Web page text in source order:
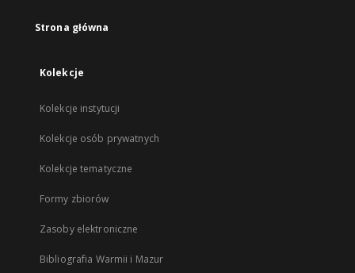
Strona główna
Kolekcje
Kolekcje instytucji
Kolekcje osób prywatnych
Kolekcje tematyczne
Formy zbiorów
Zasoby elektroniczne
Bibliografia Warmii i Mazur